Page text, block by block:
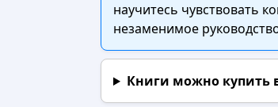
научитесь чувствовать
незаменимое
Книги можно купить